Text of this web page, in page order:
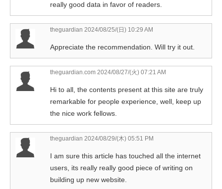
really good data in favor of readers.
theguardian 2024/08/25/(日) 10:29 AM
Appreciate the recommendation. Will try it out.
theguardian.com 2024/08/27/(火) 07:21 AM
Hi to all, the contents present at this site are truly
remarkable for people experience, well, keep up
the nice work fellows.
theguardian 2024/08/29/(木) 05:51 PM
I am sure this article has touched all the internet
users, its really really good piece of writing on
building up new website.